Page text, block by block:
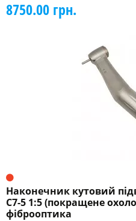
8750.00 грн.
Наконечник кутовий
C7-5 1:5 (покращене
фіброоптика